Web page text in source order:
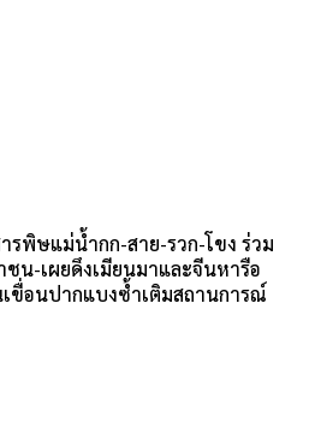
รพิษแม่น้ำกก-สาย-รวก-โขง ร่วม
น-เผยดึงเมียนมาและจีนหารือ
ขื่อนปากแบงซ้ำเติมสถานการณ์